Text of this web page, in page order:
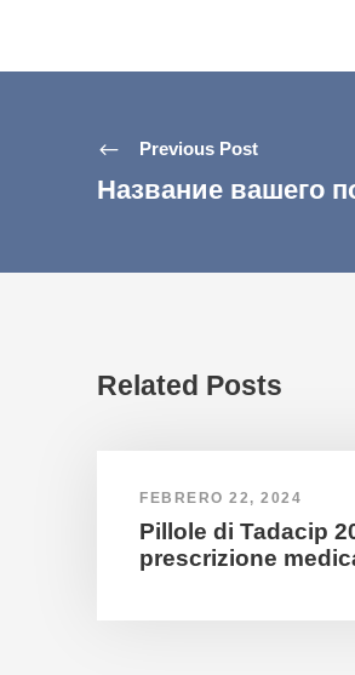
Previous Post
Название вашего
Related Posts
FEBRERO 22, 2024
Pillole di Tadacip
prescrizione